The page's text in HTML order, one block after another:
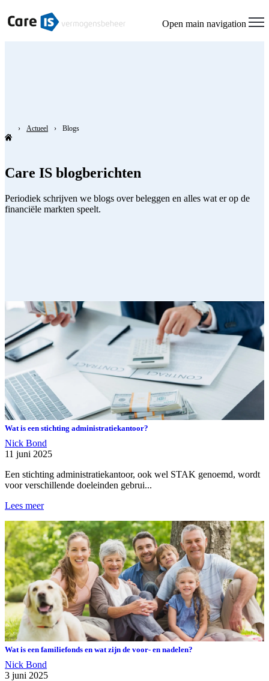
Open main navigation
Actueel Blogs
Care IS blogberichten
Periodiek schrijven we blogs over beleggen en alles wat er op de
financiële markten speelt.
Wat is een stichting administratiekantoor?
Nick Bond
11 juni 2025
Een stichting administratiekantoor, ook wel STAK genoemd, wordt
voor verschillende doeleinden gebrui...
Lees meer
Wat is een familiefonds en wat zijn de voor- en nadelen?
Nick Bond
3 juni 2025